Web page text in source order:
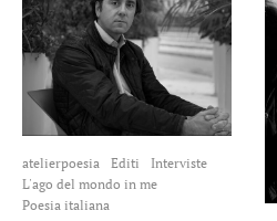
atelierpoesia Editi
Interviste
L'ago del mondo in me
Poesia italiana